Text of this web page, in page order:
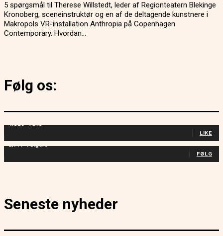
5 spørgsmål til Therese Willstedt, leder af Regionteatern Blekinge
Kronoberg, sceneinstruktør og en af de deltagende kunstnere i
Makropols VR-installation Anthropia på Copenhagen
Contemporary. Hvordan...
Følg os:
4,829 Fans
LIKE
2,714 Følgere
FØLG
Seneste nyheder